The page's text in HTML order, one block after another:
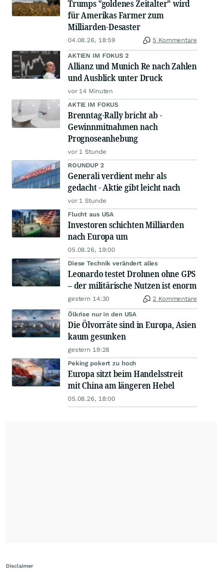
Auch bei Lesern beliebt
Das Schutzdepot ist tot
Goldman sieht die KI-Blase dort,
wo Anleger sie nicht suchen
04.08.26, 18:29
Luft nach oben
Die erfolgreichste Währung der
Welt hängt die Konkurrenz ab
vor 29 Minuten
Chinas Käufe bleiben aus
Trumps "goldenes Zeitalter" wird
für Amerikas Farmer zum
Milliarden-Desaster
04.08.26, 18:59
AKTIEN IM FOKUS 2
Allianz und Munich Re nach Zahlen
und Ausblick unter Druck
vor 14 Minuten